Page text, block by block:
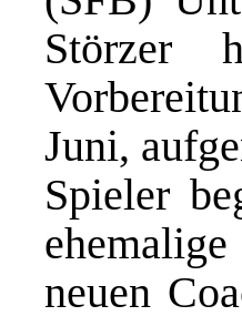
Störzer
Juni,
Spieler
neuen